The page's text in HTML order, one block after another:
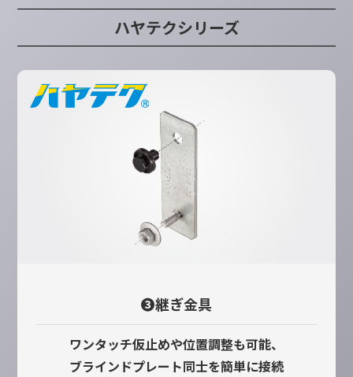
ハヤテクシリーズ
❸継ぎ金具
ワンタッチ仮止めや位置調整も可能、
ブラインドプレート同士を簡単に接続